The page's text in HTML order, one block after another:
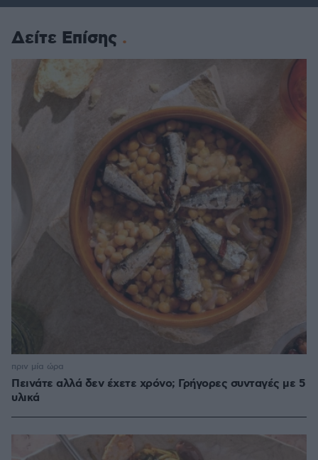
Δείτε Επίσης
Πεινάτε αλλά δεν έχετε χρόνο; Γρήγορες συνταγές με 5
υλικά
πριν μία ώρα